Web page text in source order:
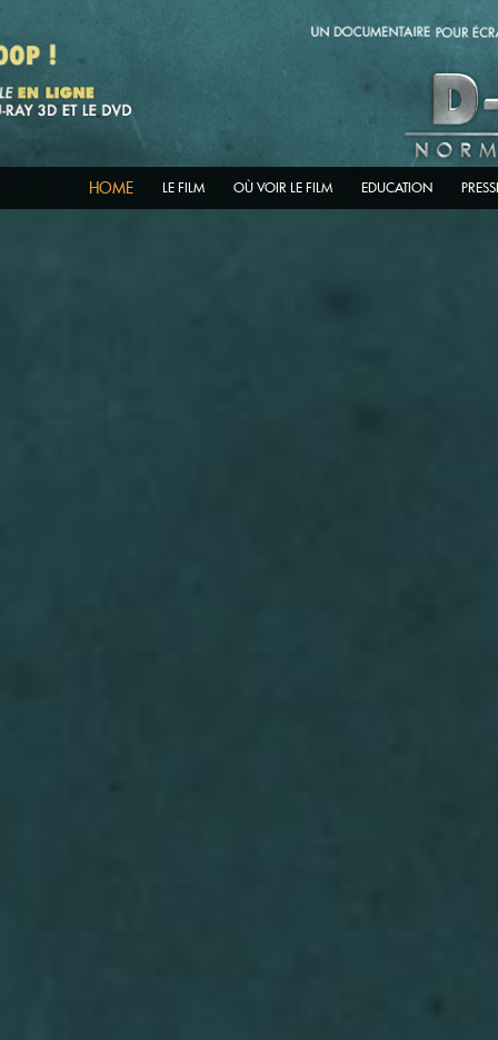
HOME LE FILM OÙ VOIR LE FILM EDUCATION